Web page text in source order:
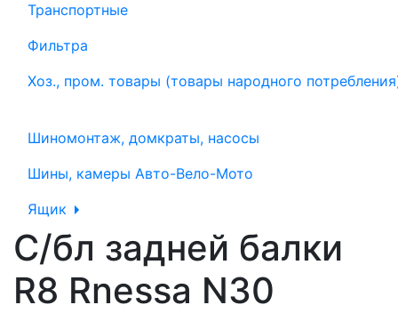
Транспортные
Фильтра
Хоз., пром. товары (товары народного
Шиномонтаж, домкраты, насосы
Шины, камеры Авто-Вело-Мото
Ящик
С/бл задней балки
R8 Rnessa N30